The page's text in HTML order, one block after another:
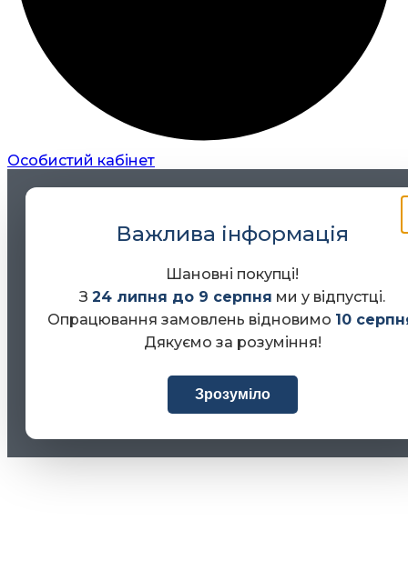
Особистий кабінет
Важлива інформація
Шановні покупці!
З24 липня до 9 серпня ми у відпустці.
Опрацювання замовлень відновимо 10
Дякуємо за розуміння!
Зрозуміло